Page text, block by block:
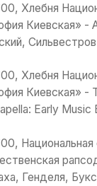
Хлебня
Киевская» -
Сильвестров
Хлебня
Киевская»
Early Music
Генделя,